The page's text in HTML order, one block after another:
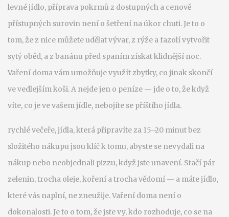
levné jídlo, příprava pokrmů z dostupných a cenově
přístupných surovin není o šetření na úkor chuti. Je to o
tom, že z nice můžete udělat vývar, z rýže a fazolí vytvořit
sytý oběd, a z banánu před spaním získat klidnější noc.
Vaření doma vám umožňuje využít zbytky, co jinak skončí
ve vedlejším koši. A nejde jen o peníze — jde o to, že když
víte, co je ve vašem jídle, nebojíte se příštího jídla.
rychlé večeře,jídla, která připravíte za 15–20 minut bez
složitého nákupujsou klíč k tomu, abyste se nevydali na
nákup nebo neobjednali pizzu, když jste unavení. Stačí pár
zelenin, trocha oleje, koření a trocha vědomí — a máte jídlo,
které vás naplní, ne zneužije. Vaření doma není o
dokonalosti. Je to o tom, že jste vy, kdo rozhoduje, co se na